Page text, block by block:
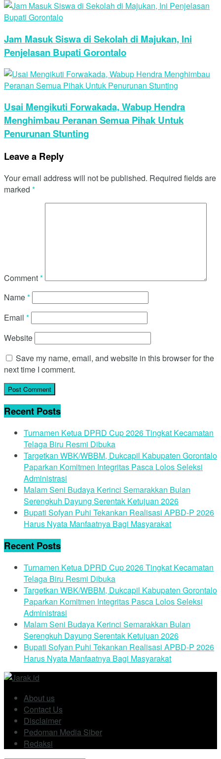
Jam Masuk Siswa di Sekolah di Majukan, Ini
Penjelasan Bupati Gorontalo
Usai Mengikuti Forwakada, Wabup Hendra
Menghimbau Peranan Semua Pihak Untuk
Penurunan Stunting
Leave a Reply
Your email address will not be published. Required fields are
marked *
Comment*
Name*
Email *
Website
Save my name, email, and website in this browser for the
next time I comment.
Recent Posts
Turnamen Ketua DPRD Cup 2026 Tingkat Kecamatan
Telaga Biru Resmi Dibuka
Targetkan WBK/WBBM, Dukcapil Kabupaten Gorontalo
Paparkan Komitmen Integritas Pasca Lolos Seleksi
Administrasi
Malam Seni Budaya Kerinci Semarakkan Bulan
Serengkuh Dayung Serentak Ketujuan 2026
Bupati Sofyan Puhi Tekankan Realisasi APBD-P 2026
Harus Nyata Manfaatnya Bagi Masyarakat
Recent Posts
Turnamen Ketua DPRD Cup 2026 Tingkat Kecamatan
Telaga Biru Resmi Dibuka
Targetkan WBK/WBBM, Dukcapil Kabupaten Gorontalo
Paparkan Komitmen Integritas Pasca Lolos Seleksi
Administrasi
Malam Seni Budaya Kerinci Semarakkan Bulan
Serengkuh Dayung Serentak Ketujuan 2026
Bupati Sofyan Puhi Tekankan Realisasi APBD-P 2026
Harus Nyata Manfaatnya Bagi Masyarakat
About us
Contact Us
Disclaimer
Pedoman Media Siber
Redaksi